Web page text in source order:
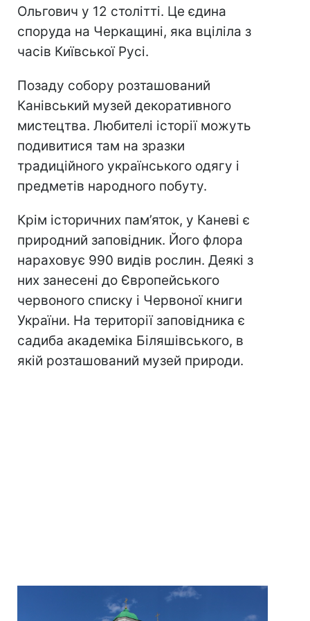
Ольгович у 12 столітті. Це єдина
споруда на Черкащині, яка вціліла з
часів Київської Русі.
Позаду собору розташований
Канівський музей декоративного
мистецтва. Любителі історії можуть
подивитися там на зразки
традиційного українського одягу і
предметів народного побуту.
Крім історичних пам’яток, у Каневі є
природний заповідник. Його флора
нараховує 990 видів рослин. Деякі з
них занесені до Європейського
червоного списку і Червоної книги
України. На території заповідника є
садиба академіка Біляшівського, в
якій розташований музей природи.